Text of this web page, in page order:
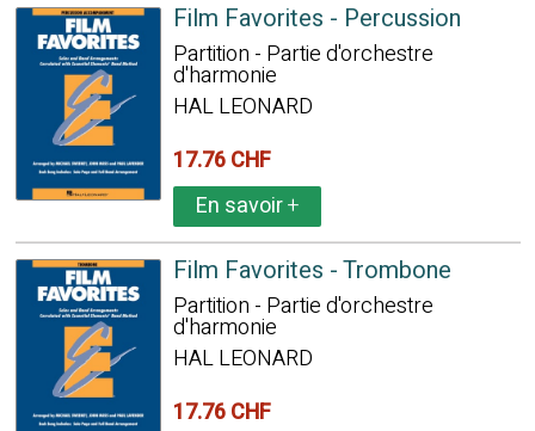
Film Favorites - Percussion
Partition - Partie d'orchestre
d'harmonie
HAL LEONARD
17.76 CHF
En savoir+
Film Favorites - Trombone
Partition - Partie d'orchestre
d'harmonie
HAL LEONARD
17.76 CHF